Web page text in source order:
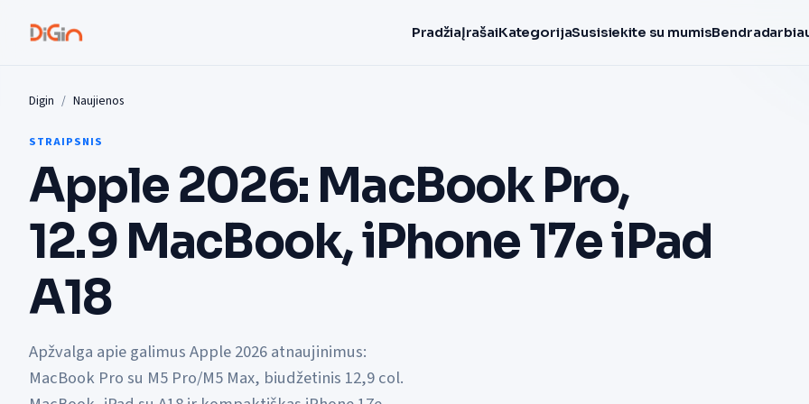
PradžiaĮrašaiKategorijaSusisiekite su mumis
Digin Naujienos
STRAIPSNIS
Apple 2026: MacBook Pro,
12.9 MacBook, iPhone 17e iPad
A18
Apžvalga apie galimus Apple 2026 atnaujinimus:
MacBook Pro su M5 Pro/M5 Max, biudžetinis 12,9 col.